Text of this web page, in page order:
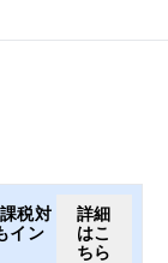
税対
イン
詳細
はこ
ちら